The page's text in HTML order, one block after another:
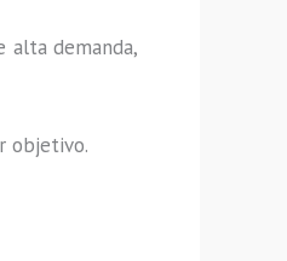
demanda,
objetivo.